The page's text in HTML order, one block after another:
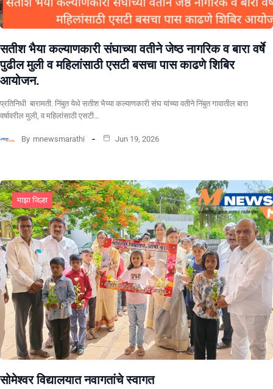
सतीश भैया कल्याणकारी संघाच्या वतीने जेष्ठ नागरिक व बारा वर्षे
पुढील मुली व महिलांसाठी एसटी बसचा पास काढणे शिबिर
आयोजन.
प्रतिनिधी बारामती. निंबुत येथे सतीश भैय्या कल्याणकारी संघ यांच्या वतीने निंबुत गावातील बारा
वर्षावरील मुली, व महिलांसाठी एसटी…
By mnewsmarathi Jun 19, 2026
माझा जिल्हा
सोमेश्वर विद्यालयात नवागतांचे स्वागत